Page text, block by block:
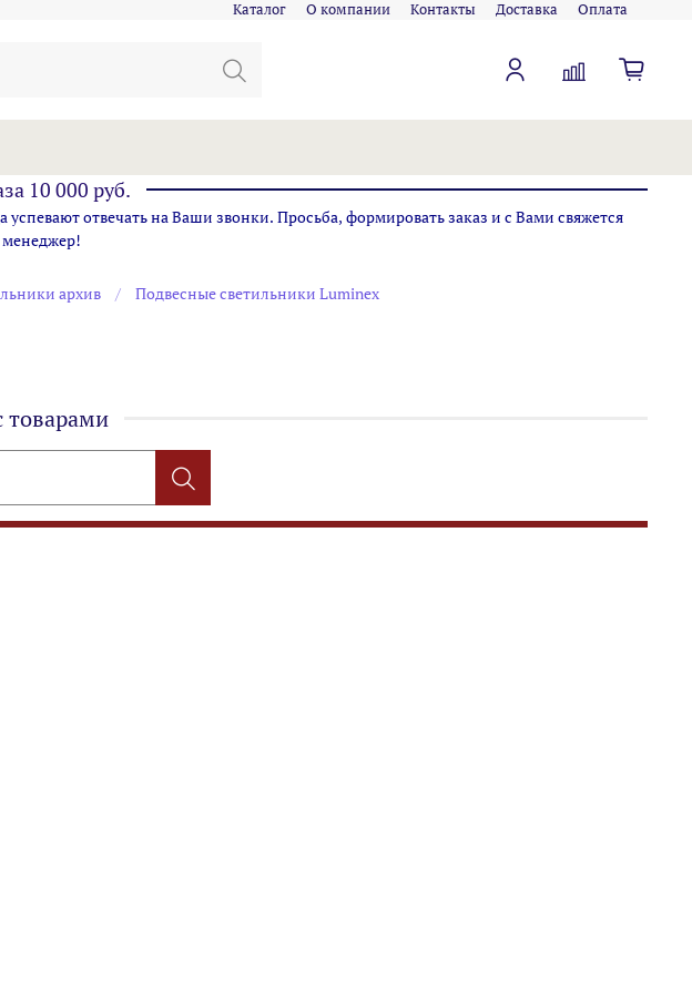
Каталог О компании Контакты Доставка Оплата
10 000 руб.
отвечать на Ваши звонки. Просьба, формировать заказ и с Вами свяжется
архив Подвесные светильники Luminex
товарами